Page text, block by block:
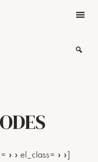
» » el_class= » »]